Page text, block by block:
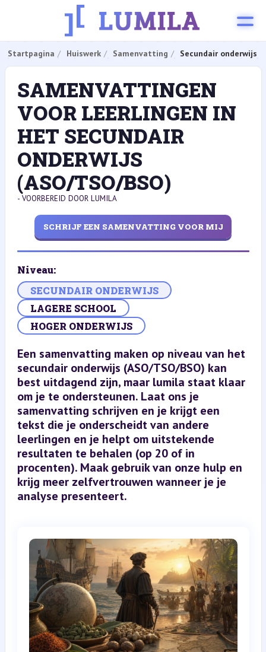
Startpagina Huiswerk Samenvatting Secundair onderwijs
SAMENVATTINGEN
VOOR LEERLINGEN IN
HET SECUNDAIR
ONDERWIJS
(ASO/TSO/BSO)
- VOORBEREID DOOR LUMILA
SCHRIJF EEN SAMENVATTING VOOR MIJ
Niveau:
SECUNDAIR ONDERWIJS
LAGERE SCHOOL
HOGER ONDERWIJS
Een samenvatting maken op niveau van het
secundair onderwijs (ASO/TSO/BSO) kan
best uitdagend zijn, maar lumila staat klaar
om je te ondersteunen. Laat ons je
samenvatting schrijven en je krijgt een
tekst die je onderscheidt van andere
leerlingen en je helpt om uitstekende
resultaten te behalen (op 20 of in
procenten). Maak gebruik van onze hulp en
krijg meer zelfvertrouwen wanneer je je
analyse presenteert.